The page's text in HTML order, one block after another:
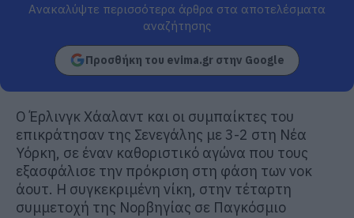
Ανακαλύψτε περισσότερα άρθρα στα αποτελέσματα
αναζήτησης
Προσθήκη του evima.gr στην Google
Ο Έρλινγκ Χάαλαντ και οι συμπαίκτες του
επικράτησαν της Σενεγάλης με 3-2 στη Νέα
Υόρκη, σε έναν καθοριστικό αγώνα που τους
εξασφάλισε την πρόκριση στη φάση των νοκ
άουτ. Η συγκεκριμένη νίκη, στην τέταρτη
συμμετοχή της Νορβηγίας σε Παγκόσμιο